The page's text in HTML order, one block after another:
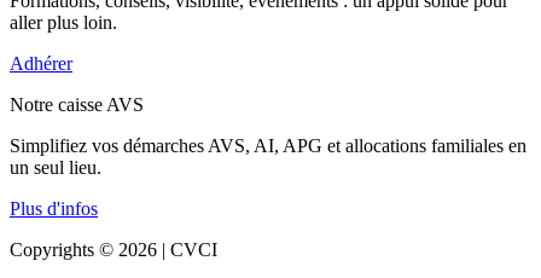
aller plus loin.
Adhérer
Notre caisse AVS
Simplifiez vos démarches AVS, AI, APG et allocations familiales en
un seul lieu.
Plus d'infos
Copyrights © 2026 | CVCI